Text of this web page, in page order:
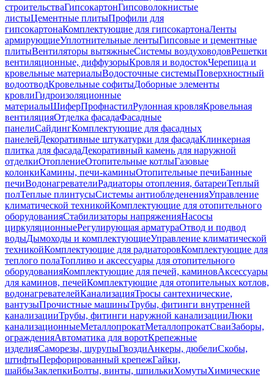
строительстваГипсокартонГипсоволокнистые
листыЦементные плитыПрофили для
гипсокартонаКомплектующие для гипсокартонаЛенты
армирующиеУплотнительные лентыГипсовые и цементные
плитыВентиляторы вытяжныеСистемы воздуховодовРешетки
вентиляционные, диффузорыКровля и водостокЧерепица и
кровельные материалыВодосточные системыПоверхностный
водоотводКровельные софитыДоборные элементы
кровлиГидроизоляционные
материалыШиферПрофнастилРулонная кровляКровельная
вентиляцияОтделка фасадаФасадные
панелиСайдингКомплектующие для фасадных
панелейДекоративные штукатурки для фасадаКлинкерная
плитка для фасадаДекоративный камень для наружной
отделкиОтоплениеОтопительные котлыГазовые
колонкиКамины, печи-каминыОтопительные печиБанные
печиВодонагревателиРадиаторы отопления, батареиТеплый
полТеплые плинтусыСистемы антиобледененияУправление
климатической техникойКомплектующие для отопительного
оборудованияСтабилизаторы напряженияНасосы
циркуляционныеРегулирующая арматураОтвод и подвод
водыДымоходы и комплектующиеУправление климатической
техникойКомплектующие для радиаторовКомплектующие для
теплого полаТопливо и аксессуары для отопительного
оборудованияКомплектующие для печей, каминовАксессуары
для каминов, печейКомплектующие для отопительных котлов,
водонагревателейКанализацияТросы сантехнические,
вантузыПрочистные машиныТрубы, фитинги внутренней
канализацииТрубы, фитинги наружной канализацииЛюки
канализационныеМеталлопрокатМеталлопрокатСваиЗаборы,
огражденияАвтоматика для воротКрепежные
изделияСаморезы, шурупыГвоздиАнкеры, дюбелиСкобы,
штифтыПерфорированный крепежГайки,
шайбыЗаклепкиБолты, винты, шпилькиХомутыХимические